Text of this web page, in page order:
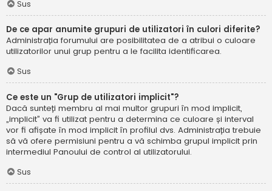
Sus
De ce apar anumite grupuri de utilizatori în culori diferite?
Administrația forumului are posibilitatea de a atribui o culoare
utilizatorilor unui grup pentru a le facilita identificarea.
Sus
Ce este un "Grup de utilizatori implicit"?
Dacă sunteți membru al mai multor grupuri în mod implicit,
„implicit” va fi utilizat pentru a determina ce culoare și interval
vor fi afișate în mod implicit în profilul dvs. Administrația trebuie
să vă ofere permisiuni pentru a vă schimba grupul implicit prin
intermediul Panoului de control al utilizatorului.
Sus